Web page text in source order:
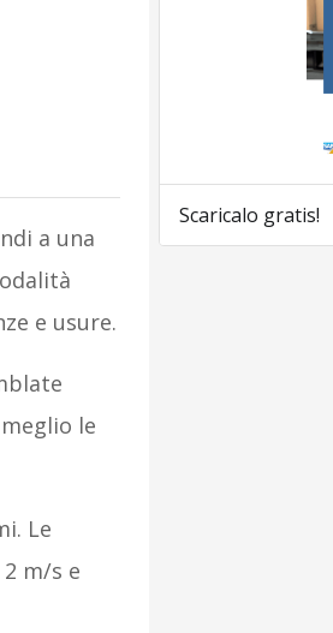
a una
e usure.
le
Le
m/s e
Scaricalo gratis!